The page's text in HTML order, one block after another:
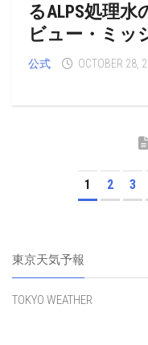
るALPS処理
ビュー・ミッ
公式 OCTOBER 28,
1 2 3
東京天気予報
TOKYO WEATHER